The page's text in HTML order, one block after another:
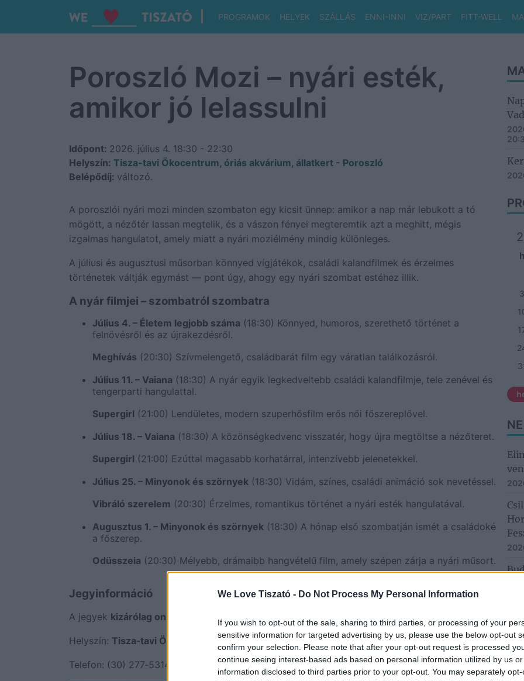
We Love Tiszató - Do Not Process My Personal Information
If you wish to opt-out of the sale, sharing to third parties, or processing of your
sensitive information for targeted advertising by us, please use the below opt-out
confirm your selection. Please note that after your opt-out request is processed
continue seeing interest-based ads based on personal information utilized by us
information disclosed to third parties prior to your opt-out. You may separately
PROGRAMOK HELYEK SZÁLLÁS ENNI-INNI VIZ/PART FITT-WELL
Poroszló Mozi – nyári esték,
amikor jó lelassulni
Időpont: 2026. július 4. 18:30 - 22:30
Helyszín: Tisza-tavi Ökocentrum, óriás akvárium, állatkert - Poroszló
Belépődíj: változó.
A poroszlói nyári mozi minden szombaton egy kicsit ünnep: amikor a nap már lebukott a tó
mögött, a nézőtér lassan megtelik, és a vászon fényei megteremtik azt a meghitt, mégis
izgalmas hangulatot, amely miatt a nyári moziélmény mindig különleges.
A júliusi és augusztusi műsorban könnyed vígjátékok, családi kalandfilmek és érzelmes
történetek váltják egymást — pont úgy, ahogy egy nyári szombat estéhez illik.
A nyár filmjei – szombatról szombatra
Július 4. – Életem legjobb száma (18:30) Könnyed, humoros, szerethető történet a
felnövésről és az újrakezdésről.
Meghívás (20:30) Szívmelengető, családbarát film egy váratlan találkozásról.
Július 11. – Vaiana (18:30) A nyár egyik legkedveltebb családi kalandfilmje, tele zenével és
tengerparti hangulattal.
Supergirl (21:00) Lendületes, modern szuperhősfilm erős női főszereplővel.
Július 18. – Vaiana (18:30) A közönségkedvenc visszatér, hogy újra megtöltse a nézőteret.
Supergirl (21:00) Ezúttal magasabb korhatárral, intenzívebb jelenetekkel.
Július 25. – Minyonok és szörnyek (18:30) Vidám, színes, családi animáció sok nevetéssel.
Vibráló szerelem (20:30) Érzelmes, romantikus történet a nyári esték hangulatával.
Augusztus 1. – Minyonok és szörnyek (18:30) A hónap első szombatján ismét a családoké
a főszerep.
Odüsszeia (20:30) Mélyebb, drámaibb hangvételű film, amely szépen zárja a nyári műsort.
Jegyinformáció
A jegyek kizárólag online vásárolhatók: poroszlomozi.hu
Helyszín: Tisza‑tavi Ökocentrum, Poroszló
Telefon: (30) 277‑5314
h
3